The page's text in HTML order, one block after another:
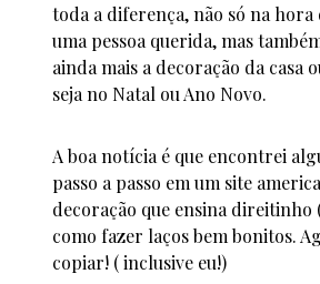
toda a diferença, não só na
uma pessoa querida, mas
ainda mais a decoração da casa
seja no Natal ou Ano Novo.
A boa notícia é que encontrei
passo a passo em um site
decoração que ensina direitinho
como fazer laços bem bonitos.
copiar! ( inclusive eu!)